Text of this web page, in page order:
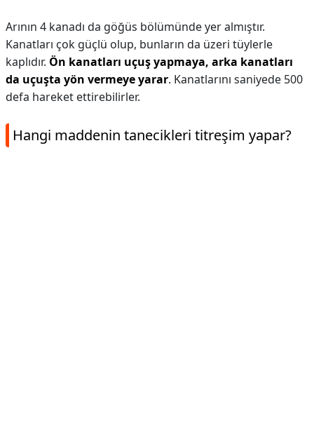
Arının 4 kanadı da göğüs bölümünde yer almıştır.
Kanatları çok güçlü olup, bunların da üzeri tüylerle
kaplıdır. Ön kanatları uçuş yapmaya, arka kanatları
da uçuşta yön vermeye yarar. Kanatlarını saniyede 500
defa hareket ettirebilirler.
Hangi maddenin tanecikleri titreşim yapar?